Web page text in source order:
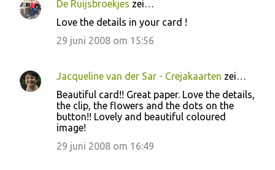
De Ruijsbroekjes zei…
Love the details in your card !
29 juni 2008 om 15:56
Jacqueline van der Sar - Crejakaarten zei…
Beautiful card!! Great paper. Love the details,
the clip, the flowers and the dots on the
button!! Lovely and beautiful coloured
image!
29 juni 2008 om 16:49